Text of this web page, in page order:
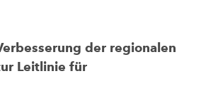
der regionalen
Leitlinie für